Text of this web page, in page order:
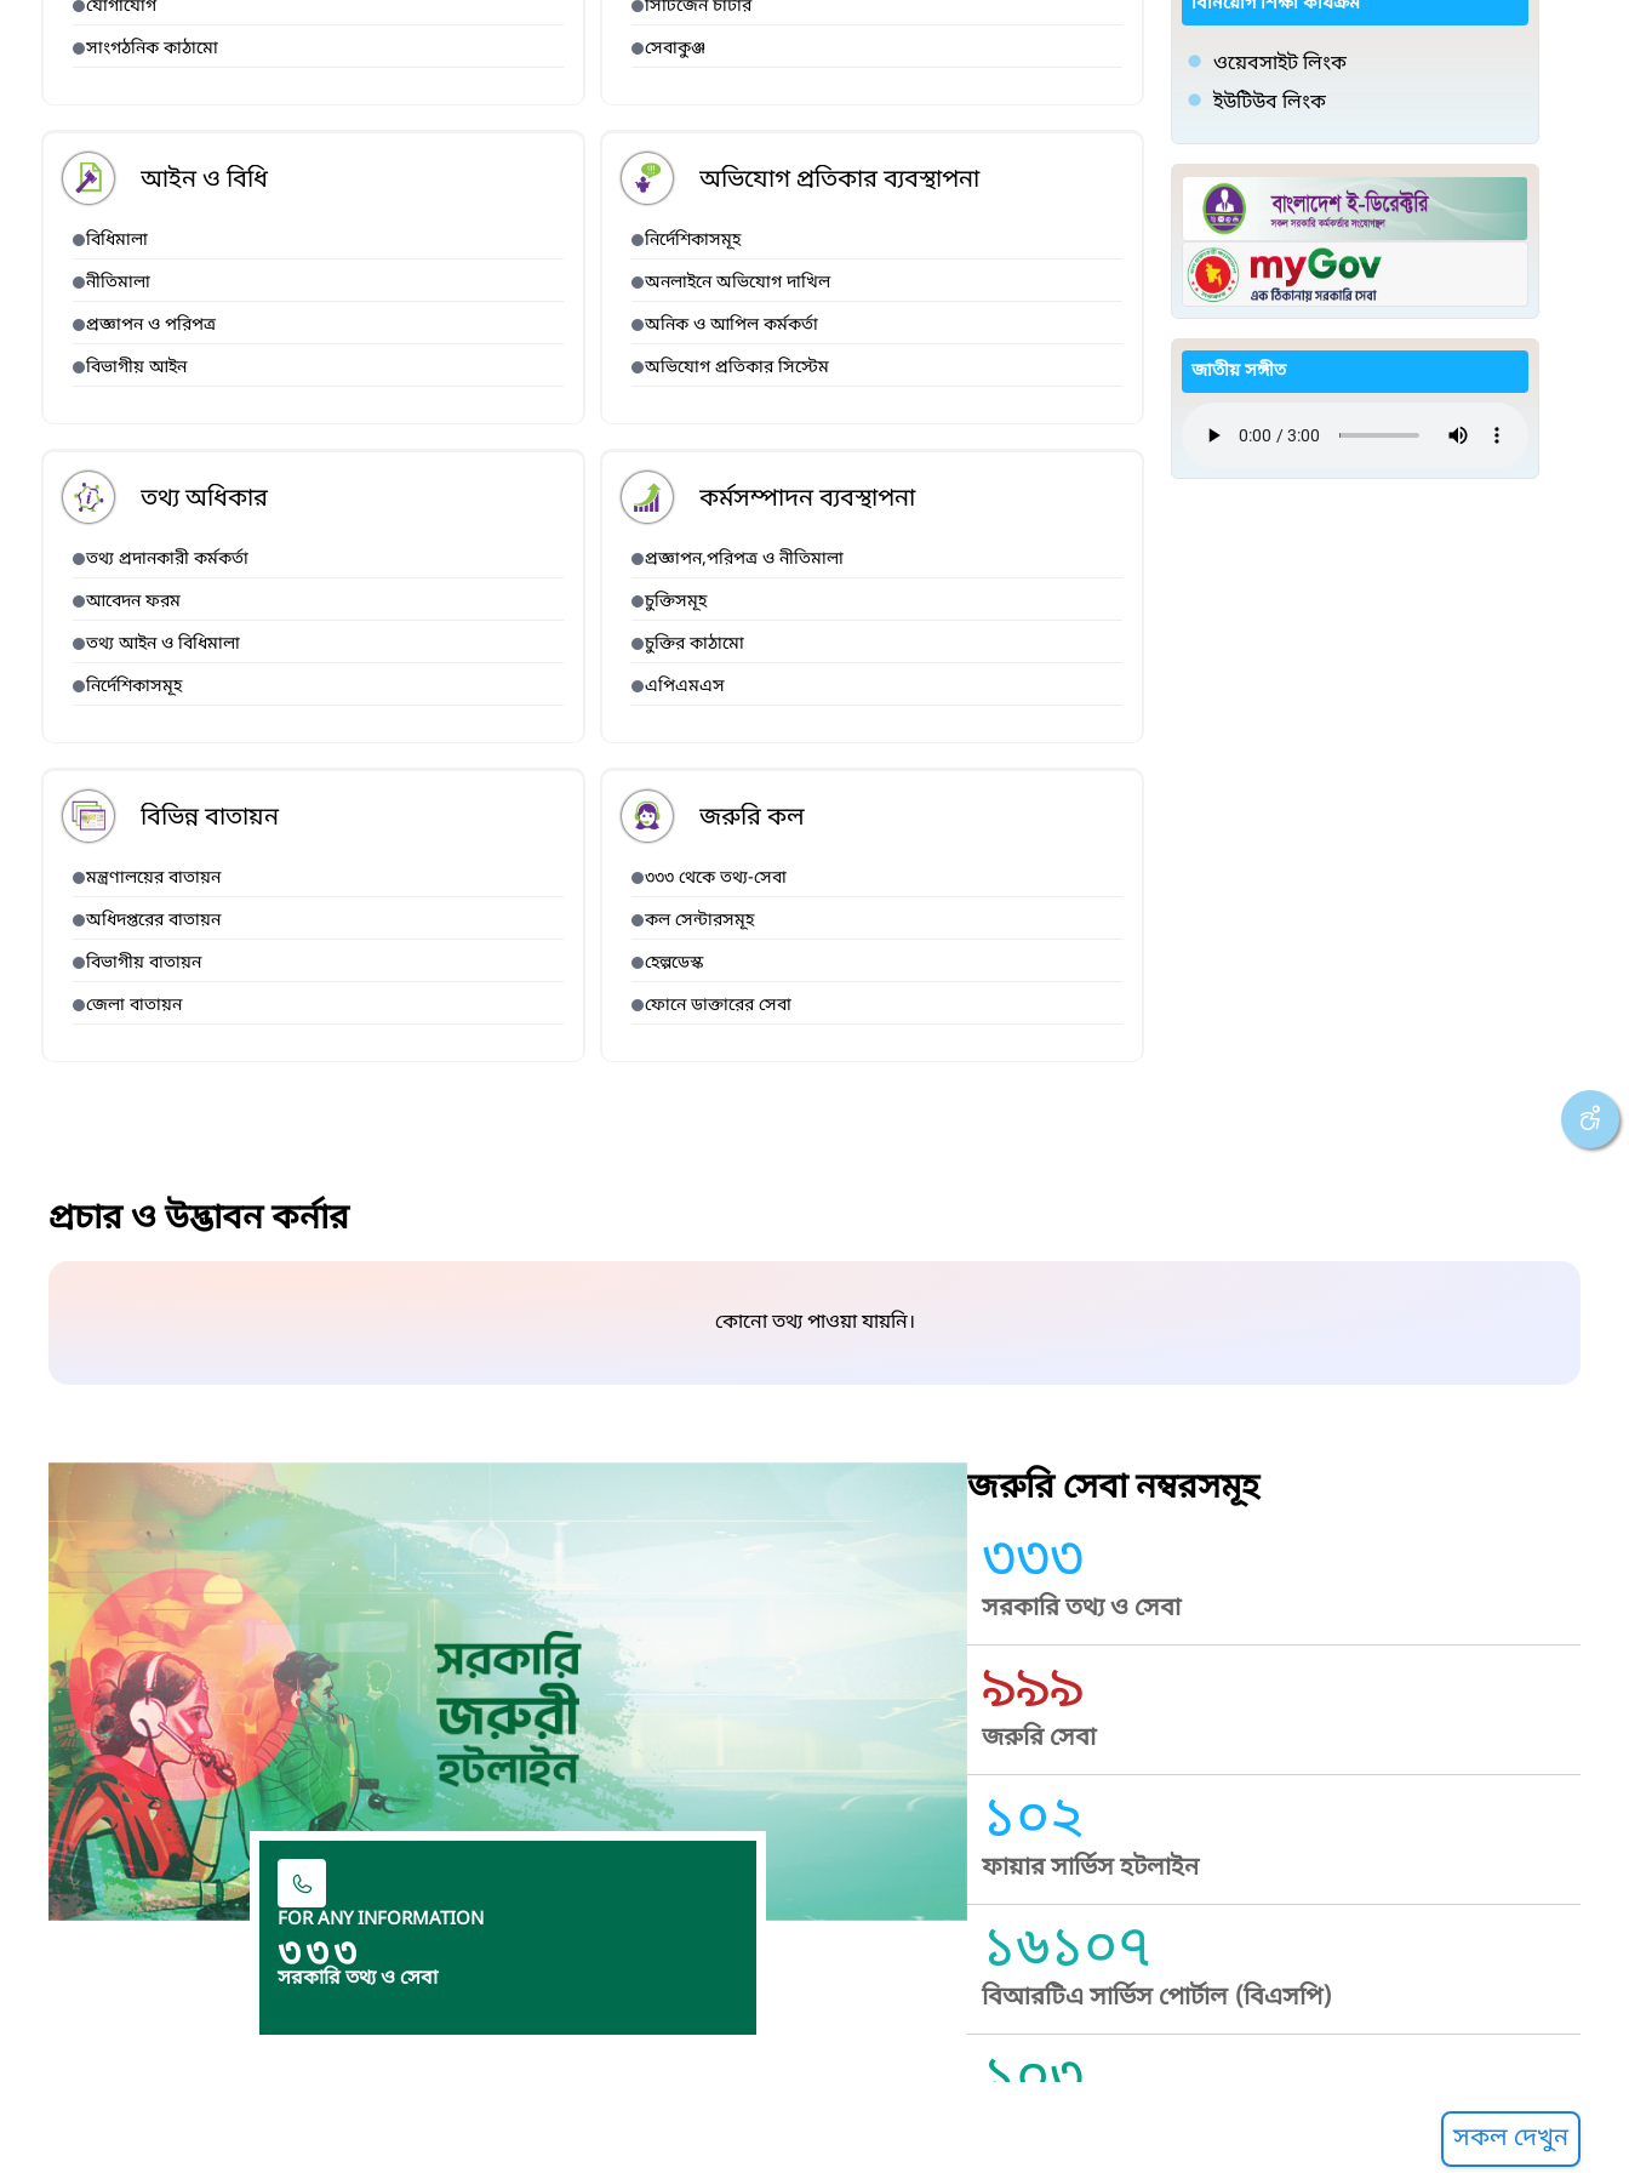
যোগাযোগ
সাংগঠনিক কাঠামো
সিটিজেন চার্টার
সেবাকুঞ্জ
আইন ও বিধি
বিধিমালা
নীতিমালা
প্রজ্ঞাপন ও পরিপত্র
বিভাগীয় আইন
অভিযোগ প্রতিকার ব্যবস্থাপনা
নির্দেশিকাসমূহ
অনলাইনে অভিযোগ দাখিল
অনিক ও আপিল কর্মকর্তা
অভিযোগ প্রতিকার সিস্টেম
তথ্য অধিকার
তথ্য প্রদানকারী কর্মকর্তা
আবেদন ফরম
তথ্য আইন ও বিধিমালা
নির্দেশিকাসমূহ
কর্মসম্পাদন ব্যবস্থাপনা
প্রজ্ঞাপন,পরিপত্র ও নীতিমালা
চুক্তিসমূহ
চুক্তির কাঠামো
এপিএমএস
বিভিন্ন বাতায়ন
মন্ত্রণালয়ের বাতায়ন
অধিদপ্তরের বাতায়ন
বিভাগীয় বাতায়ন
জেলা বাতায়ন
জরুরি কল
৩৩৩ থেকে তথ্য-সেবা
কল সেন্টারসমূহ
হেল্পডেস্ক
ফোনে ডাক্তারের সেবা
ওয়েবসাইট লিংক
ইউটিউব লিংক
জাতীয় সঙ্গীত
প্রচার ও উদ্ভাবন কর্নার
কোনো তথ্য পাওয়া যায়নি।
FOR ANY INFORMATION
৩৩৩
সরকারি তথ্য ও সেবা
জরুরি সেবা নম্বরসমূহ
৩৩৩
সরকারি তথ্য ও সেবা
৯৯৯
জরুরি সেবা
১০২
ফায়ার সার্ভিস হটলাইন
১৬১০৭
বিআরটিএ সার্ভিস পোর্টাল (বিএসপি)
১০৩
সকল দেখুন